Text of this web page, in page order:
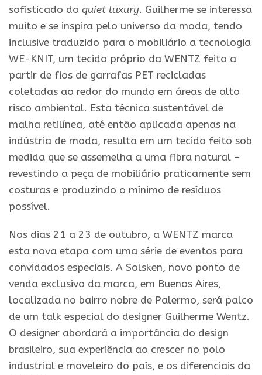
sofisticado do quiet luxury. Guilherme se interessa
muito e se inspira pelo universo da moda, tendo
inclusive traduzido para o mobiliário a tecnologia
WE-KNIT, um tecido próprio da WENTZ feito a
partir de fios de garrafas PET recicladas
coletadas ao redor do mundo em áreas de alto
risco ambiental. Esta técnica sustentável de
malha retilínea, até então aplicada apenas na
indústria de moda, resulta em um tecido feito sob
medida que se assemelha a uma fibra natural –
revestindo a peça de mobiliário praticamente sem
costuras e produzindo o mínimo de resíduos
possível.
Nos dias 21 a 23 de outubro, a WENTZ marca
esta nova etapa com uma série de eventos para
convidados especiais. A Solsken, novo ponto de
venda exclusivo da marca, em Buenos Aires,
localizada no bairro nobre de Palermo, será palco
de um talk especial do designer Guilherme Wentz.
O designer abordará a importância do design
brasileiro, sua experiência ao crescer no polo
industrial e moveleiro do país, e os diferenciais da